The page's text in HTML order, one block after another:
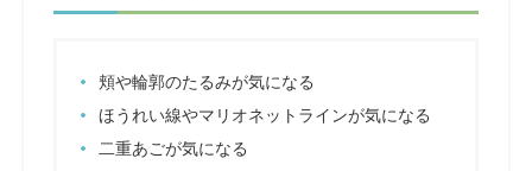
頬や輪郭のたるみが気になる
ほうれい線やマリオネットラインが気になる
二重あごが気になる